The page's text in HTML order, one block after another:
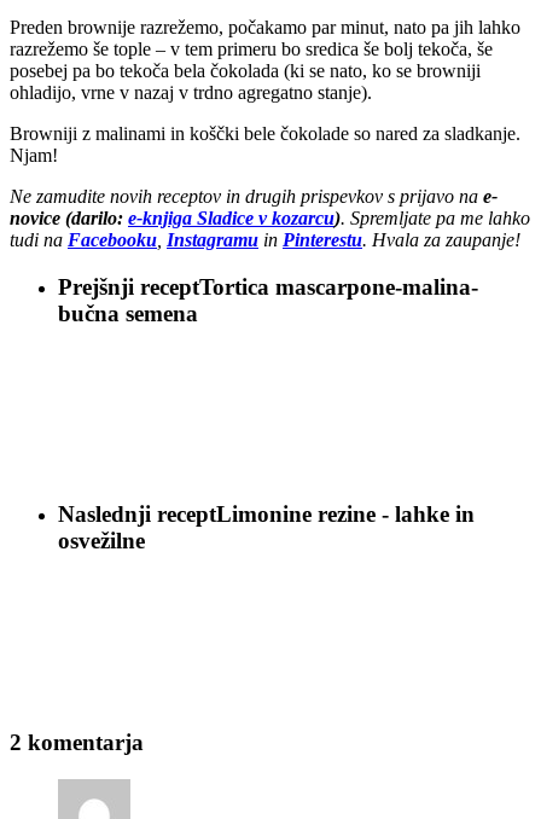
Preden brownije razrežemo, počakamo par minut, nato pa jih lahko
razrežemo še tople – v tem primeru bo sredica še bolj tekoča, še
posebej pa bo tekoča bela čokolada (ki se nato, ko se browniji
ohladijo, vrne v nazaj v trdno agregatno stanje).
Browniji z malinami in koščki bele čokolade so nared za sladkanje.
Njam!
Ne zamudite novih receptov in drugih prispevkov s prijavo na e-
novice (darilo: e-knjiga Sladice v kozarcu). Spremljate pa me lahko
tudi na Facebooku, Instagramu in Pinterestu. Hvala za zaupanje!
Prejšnji receptTortica mascarpone-malina-
bučna semena
Naslednji receptLimonine rezine - lahke in
osvežilne
2 komentarja